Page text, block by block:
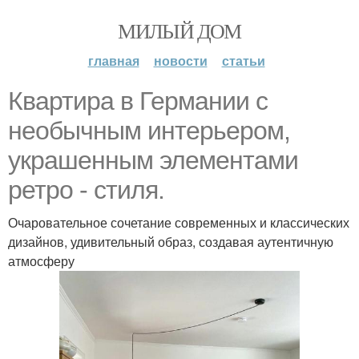
МИЛЫЙ ДОМ
главная новости статьи
Квартира в Германии с
необычным интерьером,
украшенным элементами
ретро - стиля.
Очаровательное сочетание современных и классических
дизайнов, удивительный образ, создавая аутентичную
атмосферу